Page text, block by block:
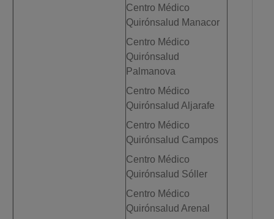
Centro Médico
Quirónsalud Manacor
Centro Médico
Quirónsalud
Palmanova
Centro Médico
Quirónsalud Aljarafe
Centro Médico
Quirónsalud Campos
Centro Médico
Quirónsalud Sóller
Centro Médico
Quirónsalud Arenal